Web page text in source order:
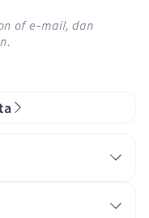
of e-mail, dan